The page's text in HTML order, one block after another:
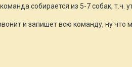
собирается из 5-7 собак, т.ч.
и запишет всю команду, ну